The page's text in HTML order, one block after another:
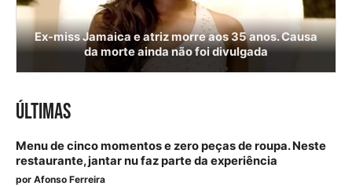
Ex-miss Jamaica e atriz morre aos 35 anos. Causa
da morte ainda não foi divulgada
ÚLTIMAS
Menu de cinco momentos e zero peças de roupa. Neste
restaurante, jantar nu faz parte da experiência
por Afonso Ferreira